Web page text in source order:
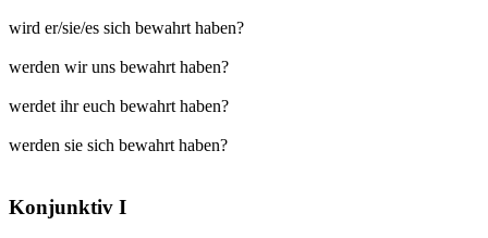
wird er/sie/es sich bewahrt haben?
werden wir uns bewahrt haben?
werdet ihr euch bewahrt haben?
werden sie sich bewahrt haben?
Konjunktiv I